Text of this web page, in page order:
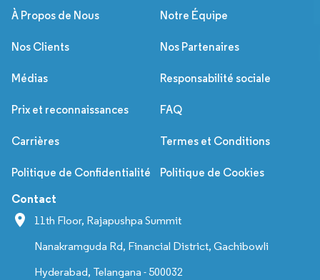
À Propos de Nous Notre Équipe
Nos Clients Nos Partenaires
Médias Responsabilité sociale
Prix et reconnaissances FAQ
Carrières Termes et Conditions
Politique de Confidentialité Politique de Cookies
Contact
11th Floor, Rajapushpa Summit
Nanakramguda Rd, Financial District, Gachibowli
Hyderabad, Telangana - 500032